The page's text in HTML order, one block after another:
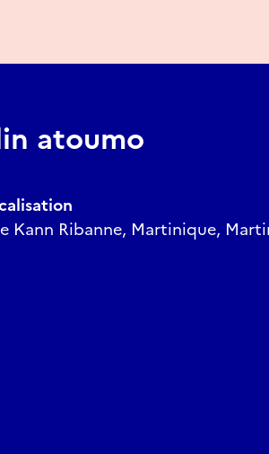
atoumo
Kann Ribanne, Martinique,